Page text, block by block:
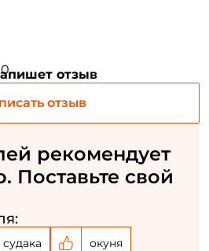
отзыв
отзыв
рекомендует
Поставьте свой
судака окуня
вы соглашаетесь на обработку
аккаунт